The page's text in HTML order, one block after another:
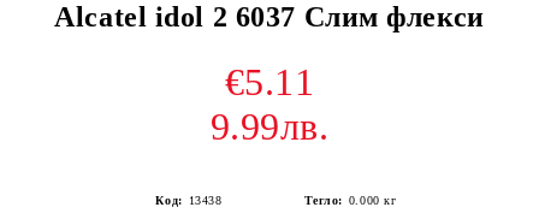
Alcatel idol 2 6037 Слим флекси
€5.11
9.99лв.
Код: 13438 Тегло: 0.000 кг